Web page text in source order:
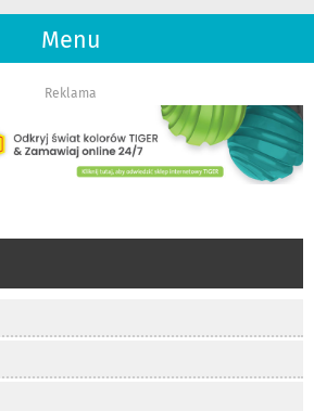
Menu
Reklama